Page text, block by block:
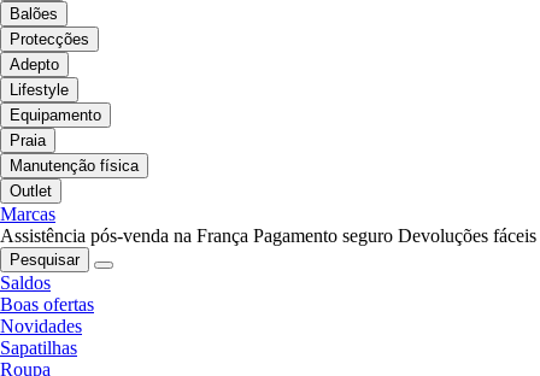
Balões
Protecções
Adepto
Lifestyle
Equipamento
Praia
Manutenção física
Outlet
Marcas
Assistência pós-venda na França Pagamento seguro Devoluções fáceis
Pesquisar
Saldos
Boas ofertas
Novidades
Sapatilhas
Roupa